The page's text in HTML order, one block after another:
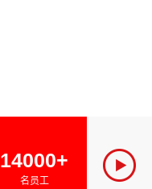
14000+
名员工
金昇集团
绿色经